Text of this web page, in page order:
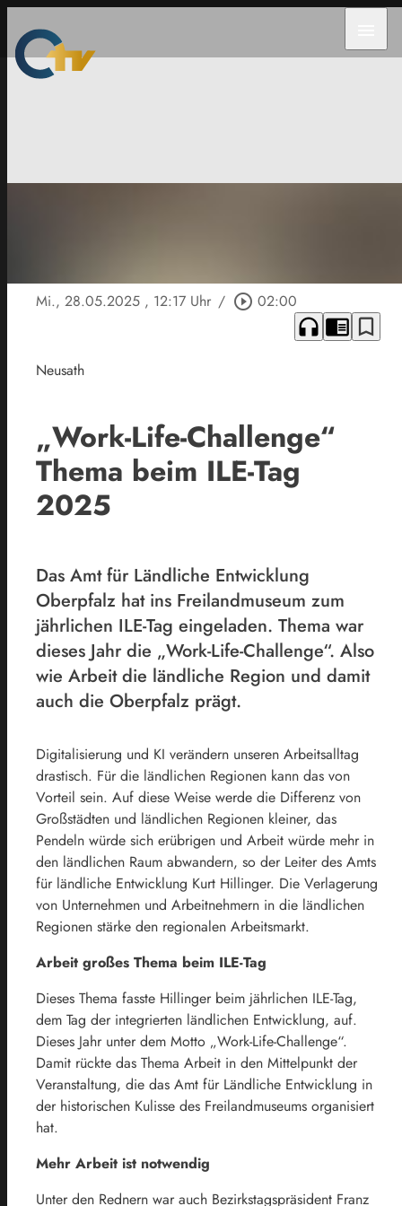
Mi., 28.05.2025 , 12:17 Uhr / play_circle_outline 02:00
headphones chrome_reader_mode bookmark_border
Neusath
„Work-Life-Challenge“
Thema beim ILE-Tag
2025
Das Amt für Ländliche Entwicklung
Oberpfalz hat ins Freilandmuseum zum
jährlichen ILE-Tag eingeladen. Thema war
dieses Jahr die „Work-Life-Challenge“. Also
wie Arbeit die ländliche Region und damit
auch die Oberpfalz prägt.
Digitalisierung und KI verändern unseren Arbeitsalltag
drastisch. Für die ländlichen Regionen kann das von
Vorteil sein. Auf diese Weise werde die Differenz von
Großstädten und ländlichen Regionen kleiner, das
Pendeln würde sich erübrigen und Arbeit würde mehr in
den ländlichen Raum abwandern, so der Leiter des Amts
für ländliche Entwicklung Kurt Hillinger. Die Verlagerung
von Unternehmen und Arbeitnehmern in die ländlichen
Regionen stärke den regionalen Arbeitsmarkt.
Arbeit großes Thema beim ILE-Tag
Dieses Thema fasste Hillinger beim jährlichen ILE-Tag,
dem Tag der integrierten ländlichen Entwicklung, auf.
Dieses Jahr unter dem Motto „Work-Life-Challenge“.
Damit rückte das Thema Arbeit in den Mittelpunkt der
Veranstaltung, die das Amt für Ländliche Entwicklung in
der historischen Kulisse des Freilandmuseums organisiert
hat.
Mehr Arbeit ist notwendig
Unter den Rednern war auch Bezirkstagspräsident Franz